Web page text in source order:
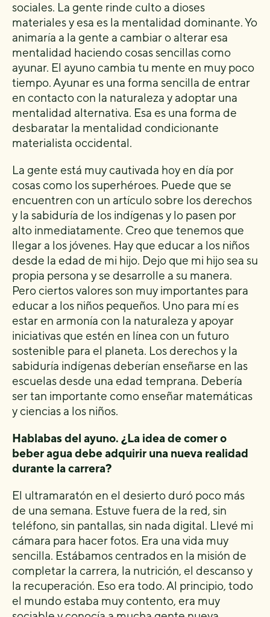
sociales. La gente rinde culto a dioses
materiales y esa es la mentalidad dominante. Yo
animaría a la gente a cambiar o alterar esa
mentalidad haciendo cosas sencillas como
ayunar. El ayuno cambia tu mente en muy poco
tiempo. Ayunar es una forma sencilla de entrar
en contacto con la naturaleza y adoptar una
mentalidad alternativa. Esa es una forma de
desbaratar la mentalidad condicionante
materialista occidental.
La gente está muy cautivada hoy en día por
cosas como los superhéroes. Puede que se
encuentren con un artículo sobre los derechos
y la sabiduría de los indígenas y lo pasen por
alto inmediatamente. Creo que tenemos que
llegar a los jóvenes. Hay que educar a los niños
desde la edad de mi hijo. Dejo que mi hijo sea su
propia persona y se desarrolle a su manera.
Pero ciertos valores son muy importantes para
educar a los niños pequeños. Uno para mí es
estar en armonía con la naturaleza y apoyar
iniciativas que estén en línea con un futuro
sostenible para el planeta. Los derechos y la
sabiduría indígenas deberían enseñarse en las
escuelas desde una edad temprana. Debería
ser tan importante como enseñar matemáticas
y ciencias a los niños.
Hablabas del ayuno. ¿La idea de comer o
beber agua debe adquirir una nueva realidad
durante la carrera?
El ultramaratón en el desierto duró poco más
de una semana. Estuve fuera de la red, sin
teléfono, sin pantallas, sin nada digital. Llevé mi
cámara para hacer fotos. Era una vida muy
sencilla. Estábamos centrados en la misión de
completar la carrera, la nutrición, el descanso y
la recuperación. Eso era todo. Al principio, todo
el mundo estaba muy contento, era muy